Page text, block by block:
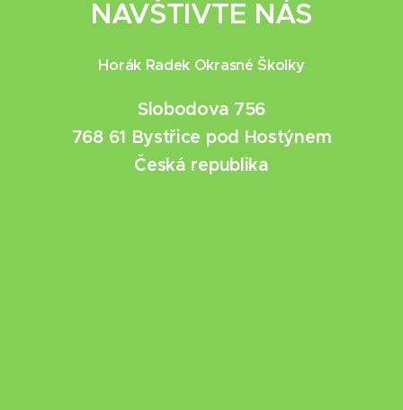
NAVŠTIVTE NÁS
Horák Radek Okrasné Školky
Slobodova 756
768 61 Bystřice pod Hostýnem
Česká republika